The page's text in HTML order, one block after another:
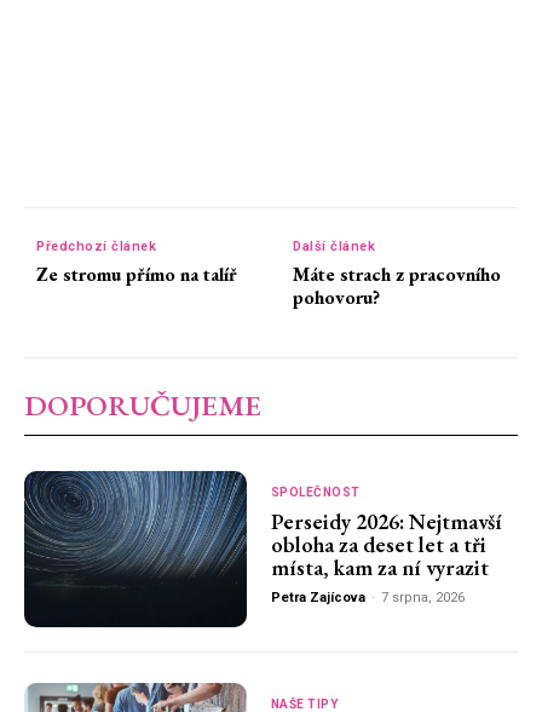
Předchozí článek
Ze stromu přímo na talíř
Další článek
Máte strach z pracovního
pohovoru?
DOPORUČUJEME
SPOLEČNOST
Perseidy 2026: Nejtmavší
obloha za deset let a tři
místa, kam za ní vyrazit
Petra Zajícova - 7 srpna, 2026
NAŠE TIPY